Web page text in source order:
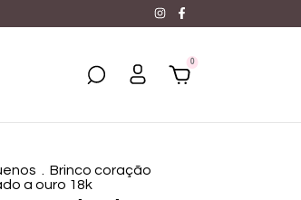
0
. Brinco coração
a ouro 18k